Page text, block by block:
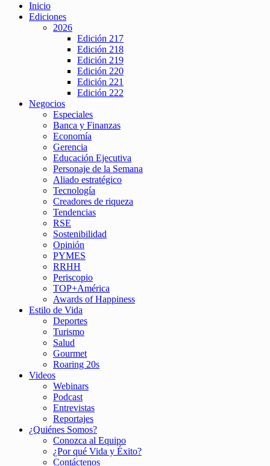
Inicio
Ediciones
2026
Edición 217
Edición 218
Edición 219
Edición 220
Edición 221
Edición 222
Negocios
Especiales
Banca y Finanzas
Economía
Gerencia
Educación Ejecutiva
Personaje de la Semana
Aliado estratégico
Tecnología
Creadores de riqueza
Tendencias
RSE
Sostenibilidad
Opinión
PYMES
RRHH
Periscopio
TOP+América
Awards of Happiness
Estilo de Vida
Deportes
Turismo
Salud
Gourmet
Roaring 20s
Videos
Webinars
Podcast
Entrevistas
Reportajes
¿Quiénes Somos?
Conozca al Equipo
¿Por qué Vida y Éxito?
Contáctenos